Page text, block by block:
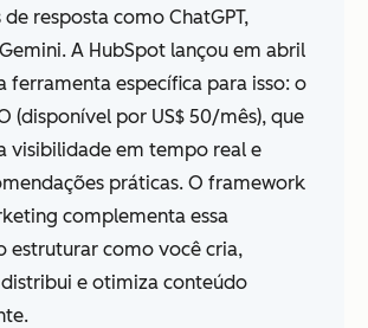
resposta como ChatGPT,
A HubSpot lançou em abril
ferramenta específica para isso: o
(disponível por US$ 50/mês), que
visibilidade em tempo real e
práticas. O framework
complementa essa
estruturar como você cria,
e otimiza conteúdo